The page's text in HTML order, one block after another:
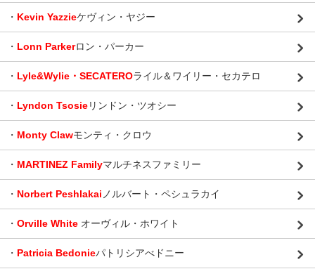
・ Kevin Yazzieケヴィン・ヤジー
・ Lonn Parkerロン・パーカー
・ Lyle&Wylie・SECATEROライル＆ワイリー・セカテロ
・ Lyndon Tsosieリンドン・ツオシー
・ Monty Clawモンティ・クロウ
・ MARTINEZ Familyマルチネスファミリー
・ Norbert Peshlakai ノルバート・ペシュラカイ
・ Orville White オーヴィル・ホワイト
・ Patricia Bedonieパトリシアべドニー